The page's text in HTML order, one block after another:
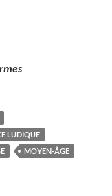
LUDIQUE
MOYEN-ÂGE